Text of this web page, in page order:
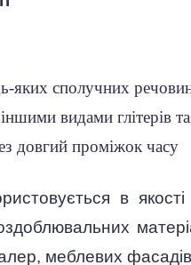
яких сполучних
видами глітерів та
довгий проміжок часу
в
меблевих